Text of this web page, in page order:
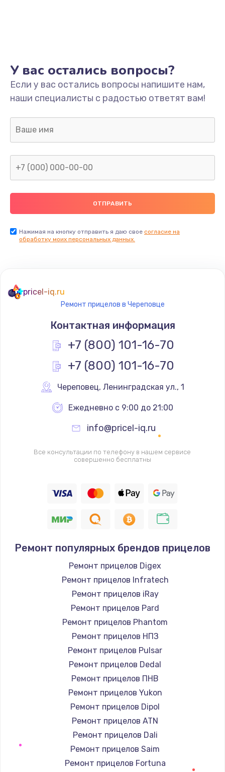
Замена/Pемонт карбюратора
1300 руб.
Заказать
Ремонт капиллярной трубки
400 руб.
Заказать
Замена термостата
1200 руб.
Заказать
Замена реле
Замена термопредохранителя
700 руб.
Заказать
2500 руб.
1400 руб.
Заказать
Замена / ремонт электронного модуля
управления
600 руб.
Замена конфорки
1100 руб.
Заказать
Замена платы сенсора
900 руб.
Заказать
Замена регулятора режимов конфорки
У вас остались вопросы?
Если у вас остались вопросы напишите нам,
наши специалисты с радостью ответят вам!
Нажимая на кнопку отправить я даю свое согласие на
обработку моих персональных данных.
pricel-iq.ru
Ремонт прицелов в Череповце
Контактная информация
+7 (800) 101-16-70
+7 (800) 101-16-70
Череповец, Ленинградская ул., 1
Ежедневно с 9:00 до 21:00
info@pricel-iq.ru
Все консультации по телефону в нашем сервисе
совершенно бесплатны
Ремонт популярных брендов прицелов
Ремонт прицелов Digex
Ремонт прицелов Infratech
Ремонт прицелов iRay
Ремонт прицелов Pard
Ремонт прицелов Phantom
Ремонт прицелов НПЗ
Ремонт прицелов Pulsar
Ремонт прицелов Dedal
Ремонт прицелов ПНВ
Ремонт прицелов Yukon
Ремонт прицелов Dipol
Ремонт прицелов ATN
Ремонт прицелов Dali
Ремонт прицелов Saim
Ремонт прицелов Fortuna